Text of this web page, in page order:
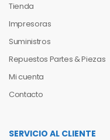
Tienda
Impresoras
Suministros
Repuestos Partes & Piezas
Mi cuenta
Contacto
SERVICIO AL CLIENTE